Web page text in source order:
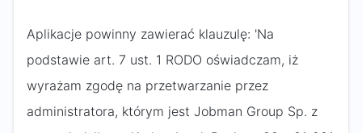
Aplikacje powinny zawierać klauzulę: 'Na
podstawie art. 7 ust. 1 RODO oświadczam, iż
wyrażam zgodę na przetwarzanie przez
administratora, którym jest Jobman Group Sp. z